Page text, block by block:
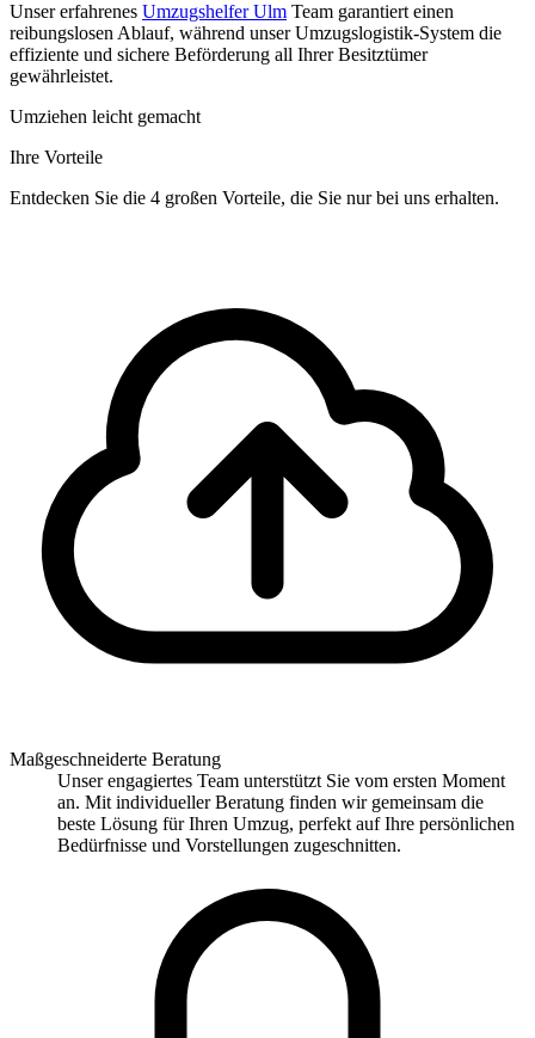
Unser erfahrenes Umzugshelfer Ulm Team garantiert einen
reibungslosen Ablauf, während unser Umzugslogistik-System die
effiziente und sichere Beförderung all Ihrer Besitztümer
gewährleistet.
Umziehen leicht gemacht
Ihre Vorteile
Entdecken Sie die 4 großen Vorteile, die Sie nur bei uns erhalten.
Maßgeschneiderte Beratung
Unser engagiertes Team unterstützt Sie vom ersten Moment
an. Mit individueller Beratung finden wir gemeinsam die
beste Lösung für Ihren Umzug, perfekt auf Ihre persönlichen
Bedürfnisse und Vorstellungen zugeschnitten.